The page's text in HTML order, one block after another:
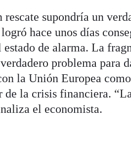
supondría un
hace unos días
de alarma. La
problema para
la Unión Europea
de la crisis financiera.
el economista.